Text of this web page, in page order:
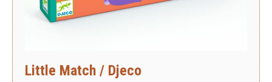
Little Match / Djeco